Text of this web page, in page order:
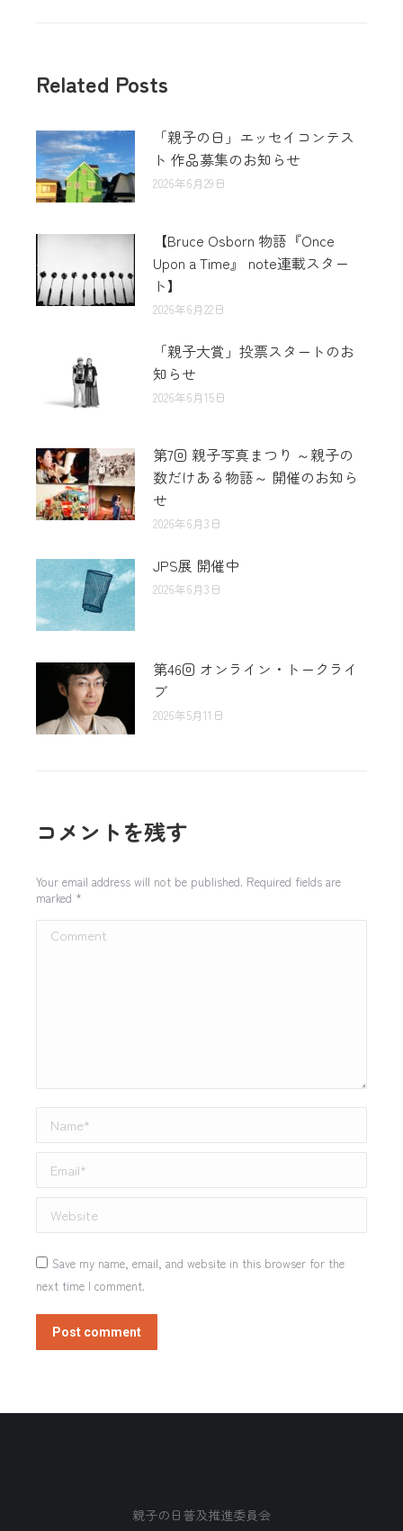
Related Posts
「親子の日」エッセイコンテス
ト 作品募集のお知らせ
2026年6月29日
【Bruce Osborn 物語『Once
Upon a Time』 note連載スター
ト】
2026年6月22日
「親子大賞」投票スタートのお
知らせ
2026年6月15日
第7回 親子写真まつり ～親子の
数だけある物語～ 開催のお知ら
せ
2026年6月3日
JPS展 開催中
2026年6月3日
第46回 オンライン・トークライ
ブ
2026年5月11日
コメントを残す
Your email address will not be published. Required fields are
marked *
Comment
Name *
Email *
Website
Save my name, email, and website in this browser for the
next time I comment.
Post comment
親子の日普及推進委員会